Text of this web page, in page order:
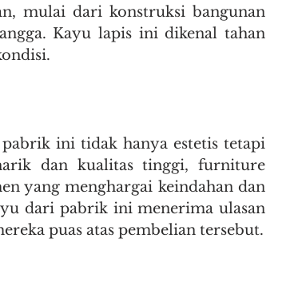
mulai dari konstruksi bangunan
Kayu lapis ini dikenal tahan
ini tidak hanya estetis tetapi
dan kualitas tinggi, furniture
yang menghargai keindahan dan
dari pabrik ini menerima ulasan
puas atas pembelian tersebut.